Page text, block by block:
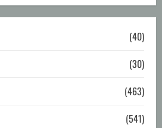
(40)
(30)
(463)
(541)